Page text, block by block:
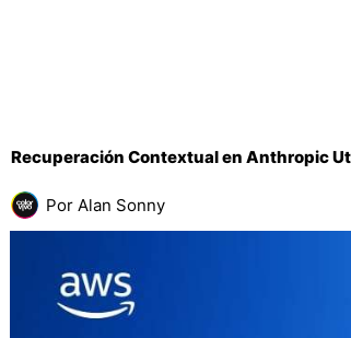
Recuperación Contextual en Anthropic
Por Alan Sonny